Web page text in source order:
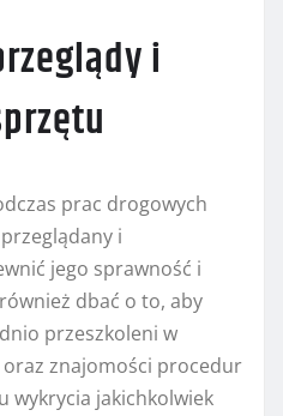
i
prac drogowych
i
jego sprawność i
dbać o to, aby
przeszkoleni w
oraz znajomości procedur
wykrycia jakichkolwiek